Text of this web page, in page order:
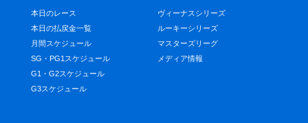
本日のレース
本日の払戻金一覧
月間スケジュール
SG・PG1スケジュール
G1・G2スケジュール
G3スケジュール
ヴィーナスシリーズ
ルーキーシリーズ
マスターズリーグ
メディア情報